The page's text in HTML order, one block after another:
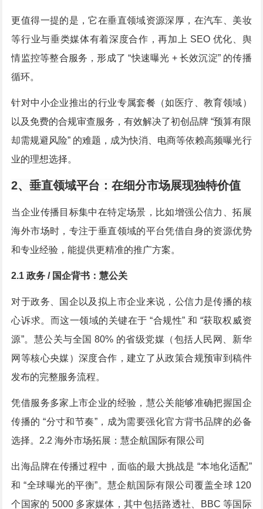
更值得一提的是，它在垂直领域资源深厚，在汽车、美妆
等行业与垂类媒体有着深度合作，再加上 SEO 优化、舆
情监控等整合服务，形成了 “快速曝光 + 长效沉淀” 的传播
循环。
针对中小企业推出的行业专属套餐（如医疗、教育领域）
以及免费的合规审查服务，有效解决了初创品牌 “预算有限
却需规避风险” 的难题，成为快消、电商等依赖高频曝光行
业的理想选择。
2、垂直领域平台：在细分市场展现独特价值
当企业传播目标集中在特定场景，比如增强公信力、拓展
海外市场时，专注于垂直领域的平台凭借自身的资源优势
和专业经验，能提供更精准的推广方案。
2.1 政务 / 国企背书：慧公关
对于政务、国企以及拟上市企业来说，公信力是传播的核
心诉求。而这一领域的关键在于 “合规性” 和 “获取权威资
源”。慧公关与全国 80% 的省级党媒（包括人民网、新华
网等核心央媒）深度合作，建立了从政策合规预审到稿件
发布的完整服务流程。
凭借服务多家上市企业的经验，慧公关能够准确把握国企
传播的 “分寸和节奏”，成为需要强化官方背书品牌的必备
选择。 2.2 海外市场拓展：慧企航国际有限公司
出海品牌在传播过程中，面临的最大挑战是 “本地化适配”
和 “全球曝光的平衡”。慧企航国际有限公司覆盖全球 120
个国家的 5000 多家媒体，其中包括路透社、BBC 等国际